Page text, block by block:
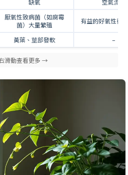
厭氧性致病菌（如腐霉
菌）大量繁殖
有益的好氧性微
黃葉、莖部發軟 –